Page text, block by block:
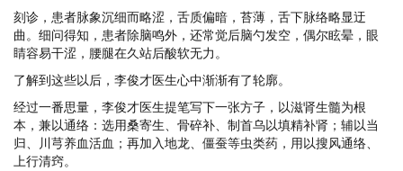
刻诊，患者脉象沉细而略涩，舌质偏暗，苔薄，舌下脉络略显迂
曲。细问得知，患者除脑鸣外，还常觉后脑勺发空，偶尔眩晕，眼
睛容易干涩，腰腿在久站后酸软无力。
了解到这些以后，李俊才医生心中渐渐有了轮廓。
经过一番思量，李俊才医生提笔写下一张方子，以滋肾生髓为根
本，兼以通络：选用桑寄生、骨碎补、制首乌以填精补肾；辅以当
归、川芎养血活血；再加入地龙、僵蚕等虫类药，用以搜风通络、
上行清窍。